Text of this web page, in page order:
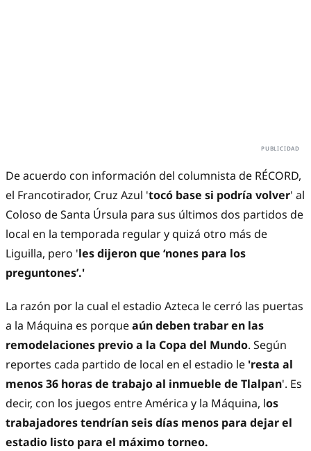
De acuerdo con información del columnista de RÉCORD,
el Francotirador, Cruz Azul 'tocó base si podría volver' al
Coloso de Santa Úrsula para sus últimos dos partidos de
local en la temporada regular y quizá otro más de
Liguilla, pero 'les dijeron que ‘nones para los
preguntones’.'
La razón por la cual el estadio Azteca le cerró las puertas
a la Máquina es porqueaún deben trabar en las
remodelaciones previo a la Copa del Mundo. Según
reportes cada partido de local en el estadio le 'resta al
menos 36 horas de trabajo al inmueble de Tlalpan'. Es
decir, con los juegos entre América y la Máquina, los
trabajadores tendrían seis días menos para dejar el
estadio listo para el máximo torneo.